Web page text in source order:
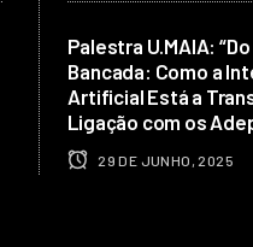
Palestra U.MAIA:
Bancada: Como a
Artificial Está a
Ligação com os
29 DE JUNHO, 2025